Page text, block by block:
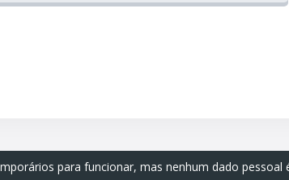
para funcionar, mas nenhum dado pessoal